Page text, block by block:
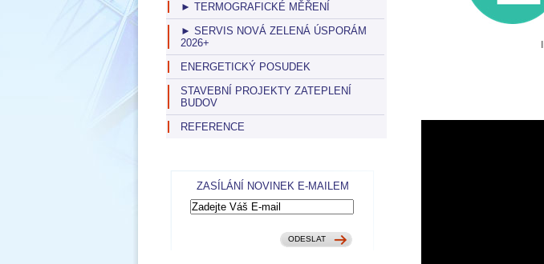
► TERMOGRAFICKÉ MĚŘENÍ
► SERVIS NOVÁ ZELENÁ ÚSPORÁM
2026+
ENERGETICKÝ POSUDEK
STAVEBNÍ PROJEKTY ZATEPLENÍ
BUDOV
REFERENCE
ZASÍLÁNÍ NOVINEK E-MAILEM